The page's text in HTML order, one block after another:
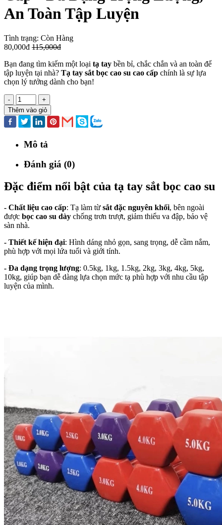
An Toàn Tập Luyện
Tình trạng: Còn Hàng
80,000đ 115,000đ
Bạn đang tìm kiếm một loại tạ tay bền bỉ, chắc chắn và an toàn để
tập luyện tại nhà? Tạ tay sắt bọc cao su cao cấp chính là sự lựa
chọn lý tưởng dành cho bạn!
-
+
Thêm vào giỏ
Mô tả
Đánh giá (0)
Đặc điểm nổi bật của tạ tay sắt bọc cao su
- Chất liệu cao cấp: Tạ làm từ sắt đặc nguyên khối, bên ngoài
được bọc cao su dày chống trơn trượt, giảm thiểu va đập, bảo vệ
sàn nhà.
- Thiết kế hiện đại: Hình dáng nhỏ gọn, sang trọng, dễ cầm nắm,
phù hợp với mọi lứa tuổi và giới tính.
- Đa dạng trọng lượng: 0.5kg, 1kg, 1.5kg, 2kg, 3kg, 4kg, 5kg,
10kg, giúp bạn dễ dàng lựa chọn mức tạ phù hợp với nhu cầu tập
luyện của mình.